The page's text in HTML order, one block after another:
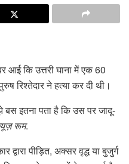
आई कि उत्तरी घाना में एक 60
रिश्तेदार ने हत्या कर दी थी।
बस इतना पता है कि उस पर जादू-
रूम.
पीड़ित, अक्सर वृद्ध या बुजुर्ग